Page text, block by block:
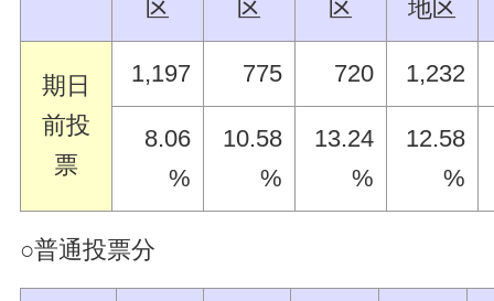
区 区 区 地区
期日
前投
票
1,197 775 720 1,232
8.06
%
10.58
%
13.24
%
12.58
%
○普通投票分